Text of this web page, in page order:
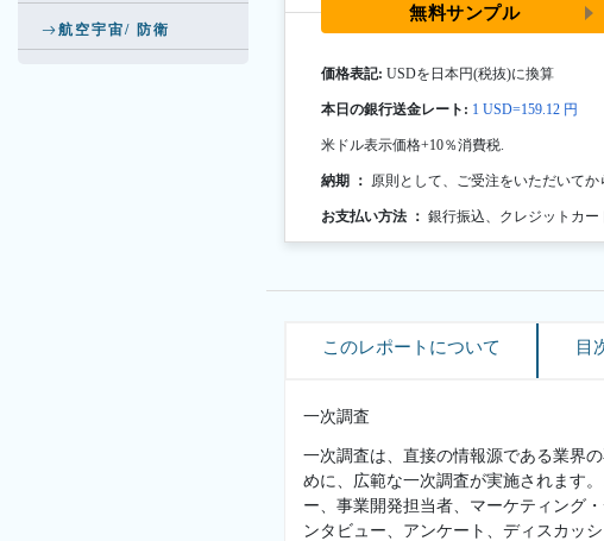
航空宇宙/ 防衛
無料サンプル
価格表記: USDを日本円(税抜)に換算
本日の銀行送金レート: 1 USD=159.12 円
米ドル表示価格+10％消費税.
納期 ： 原則として、ご受注をいただいて
お支払い方法 ： 銀行振込、クレジットカー
このレポートについて 目
一次調査
一次調査は、直接の情報源である業界
めに、広範な一次調査が実施されます
ー、事業開発担当者、マーケティング
ンタビュー、アンケート、ディスカッ